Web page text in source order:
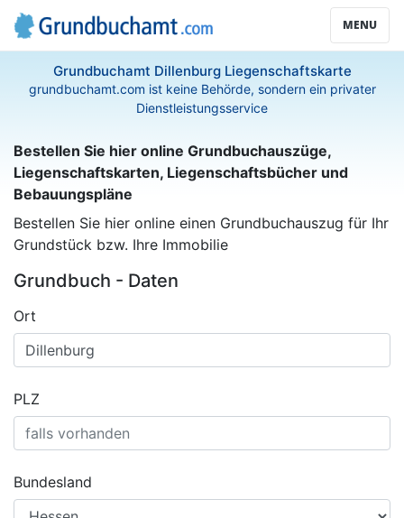
MENU
Grundbuchamt Dillenburg Liegenschaftskarte
grundbuchamt.com ist keine Behörde, sondern ein privater
Dienstleistungsservice
Bestellen Sie hier online Grundbuchauszüge,
Liegenschaftskarten, Liegenschaftsbücher und
Bebauungspläne
Bestellen Sie hier online einen Grundbuchauszug für Ihr
Grundstück bzw. Ihre Immobilie
Grundbuch - Daten
Ort
PLZ
Bundesland